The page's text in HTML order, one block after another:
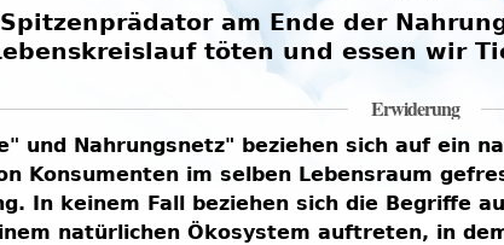
am Ende der
töten und essen wir
Erwiderung
und Nahrungsnetz" beziehen sich auf ein
Konsumenten im selben Lebensraum
In keinem Fall beziehen sich die Begriffe
natürlichen Ökosystem auftreten, in